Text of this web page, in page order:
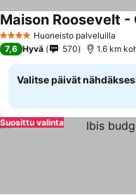
4 TähtiluokitusHuoneisto palveluilla
7,6 Hyvä 570 1.6 km
Valitse päivät
Suosittu valinta